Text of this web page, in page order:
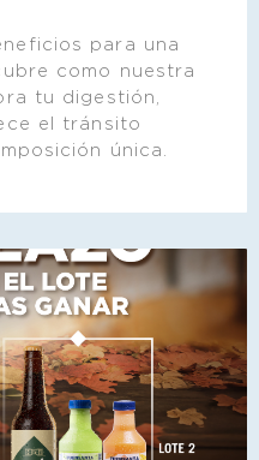
para una
como nuestra
tu digestión,
el tránsito
única.